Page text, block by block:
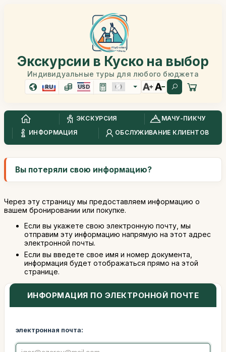
Экскурсии в Куско на выбор
Индивидуальные туры для любого бюджета
RU USD
ЭКСКУРСИЯ
МАЧУ-ПИКЧУ
ИНФОРМАЦИЯ
ОБСЛУЖИВАНИЕ КЛИЕНТОВ
Вы потеряли свою информацию?
Через эту страницу мы предоставляем информацию о
вашем бронировании или покупке.
Если вы укажете свою электронную почту, мы
отправим эту информацию напрямую на этот адрес
электронной почты.
Если вы введете свое имя и номер документа,
информация будет отображаться прямо на этой
странице.
ИНФОРМАЦИЯ ПО ЭЛЕКТРОННОЙ ПОЧТЕ
электронная почта: